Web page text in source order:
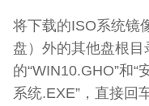
将下载的ISO系统镜
盘）外的其他盘根
的“WIN10.GHO”和“
系统.EXE”，直接回